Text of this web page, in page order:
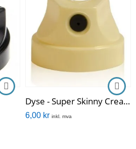
Dyse - Super Skinny Cream Cap
6,00 kr inkl. mva